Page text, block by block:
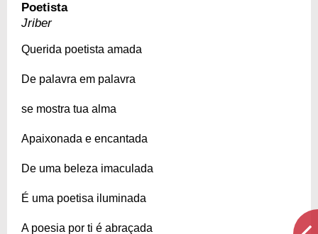
Poetista
Jriber
Querida poetista amada
De palavra em palavra
se mostra tua alma
Apaixonada e encantada
De uma beleza imaculada
É uma poetisa iluminada
A poesia por ti é abraçada